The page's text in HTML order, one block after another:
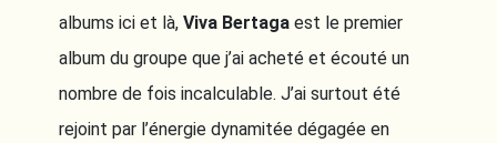
albums ici et là, Viva Bertagaest le premier
album du groupe que j’ai acheté et écouté un
nombre de fois incalculable. J’ai surtout été
rejoint par l’énergie dynamitée dégagée en